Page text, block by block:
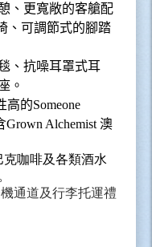
、更寬敞的客艙配
、可調節式的腳踏
、抗噪耳罩式耳
。
高的Someone
Grown Alchemist澳
咖啡及各類酒水
通道及行李托運禮